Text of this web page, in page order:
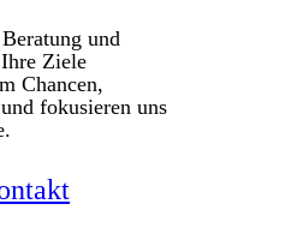
und
Ziele
Chancen,
fokusieren uns